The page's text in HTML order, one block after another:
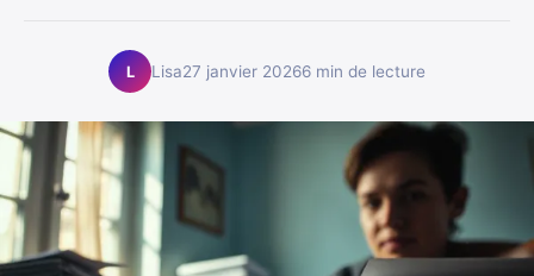
L Lisa27 janvier 20266 min de lecture